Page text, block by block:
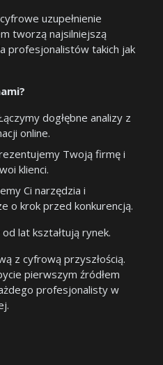
uzupełnienie
tworzą najsilniejszą
profesjonalistów takich jak
dogłębne analizy z
online.
Twoją firmę i
klienci.
Ci narzędzia i
o krok przed konkurencją.
lat kształtują rynek.
z cyfrową przyszłością.
pierwszym źródłem
profesjonalisty w